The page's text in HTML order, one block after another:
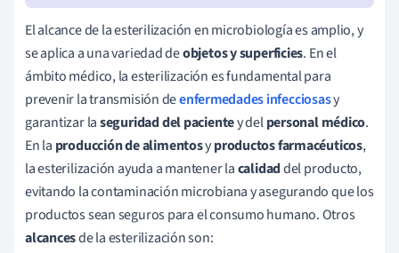
El alcance de la esterilización en microbiología es amplio, y
se aplica a una variedad deobjetos y superficies. En el
ámbito médico, la esterilización es fundamental para
prevenir la transmisión deenfermedades infecciosasy
garantizar laseguridad del pacientey delpersonal médico.
En la producción de alimentosyproductos farmacéuticos,
la esterilización ayuda a mantener lacalidaddel producto,
evitando la contaminación microbiana y asegurando que los
productos sean seguros para el consumo humano. Otros
alcancesde la esterilización son: